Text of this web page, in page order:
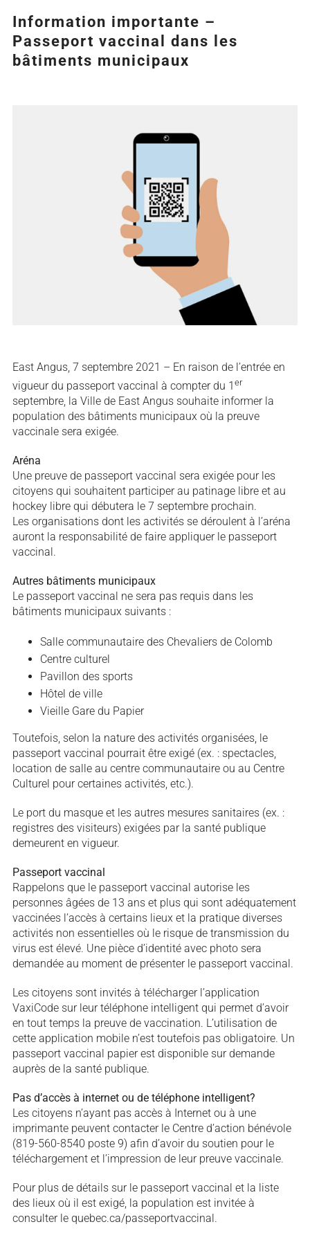
Information importante –
Passeport vaccinal dans les
bâtiments municipaux
East Angus, 7 septembre 2021 – En raison de l’entrée en
vigueur du passeport vaccinal à compter du 1 er
septembre, la Ville de East Angus souhaite informer la
population des bâtiments municipaux où la preuve
vaccinale sera exigée.
Aréna
Une preuve de passeport vaccinal sera exigée pour les
citoyens qui souhaitent participer au patinage libre et au
hockey libre qui débutera le 7 septembre prochain.
Les organisations dont les activités se déroulent à l’aréna
auront la responsabilité de faire appliquer le passeport
vaccinal.
Autres bâtiments municipaux
Le passeport vaccinal ne sera pas requis dans les
bâtiments municipaux suivants :
Salle communautaire des Chevaliers de Colomb
Centre culturel
Pavillon des sports
Hôtel de ville
Vieille Gare du Papier
Toutefois, selon la nature des activités organisées, le
passeport vaccinal pourrait être exigé (ex. : spectacles,
location de salle au centre communautaire ou au Centre
Culturel pour certaines activités, etc.).
Le port du masque et les autres mesures sanitaires (ex. :
registres des visiteurs) exigées par la santé publique
demeurent en vigueur.
Passeport vaccinal
Rappelons que le passeport vaccinal autorise les
personnes âgées de 13 ans et plus qui sont adéquatement
vaccinées l’accès à certains lieux et la pratique diverses
activités non essentielles où le risque de transmission du
virus est élevé. Une pièce d’identité avec photo sera
demandée au moment de présenter le passeport vaccinal.
Les citoyens sont invités à télécharger l’application
VaxiCode sur leur téléphone intelligent qui permet d’avoir
en tout temps la preuve de vaccination. L’utilisation de
cette application mobile n’est toutefois pas obligatoire. Un
passeport vaccinal papier est disponible sur demande
auprès de la santé publique.
Pas d’accès à internet ou de téléphone intelligent?
Les citoyens n’ayant pas accès à Internet ou à une
imprimante peuvent contacter le Centre d’action bénévole
(819-560-8540 poste 9) afin d’avoir du soutien pour le
téléchargement et l’impression de leur preuve vaccinale.
Pour plus de détails sur le passeport vaccinal et la liste
des lieux où il est exigé, la population est invitée à
consulter le quebec.ca/passeportvaccinal.